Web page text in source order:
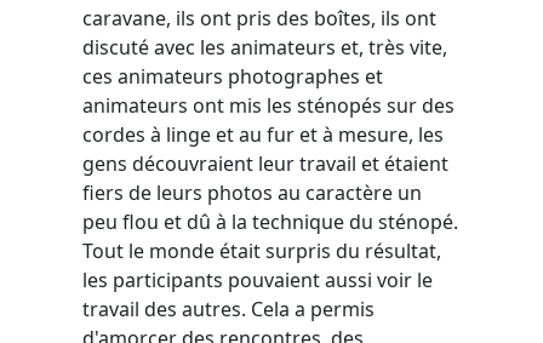
caravane, ils ont pris des boîtes, ils ont
discuté avec les animateurs et, très vite,
ces animateurs photographes et
animateurs ont mis les sténopés sur des
cordes à linge et au fur et à mesure, les
gens découvraient leur travail et étaient
fiers de leurs photos au caractère un
peu flou et dû à la technique du sténopé.
Tout le monde était surpris du résultat,
les participants pouvaient aussi voir le
travail des autres. Cela a permis